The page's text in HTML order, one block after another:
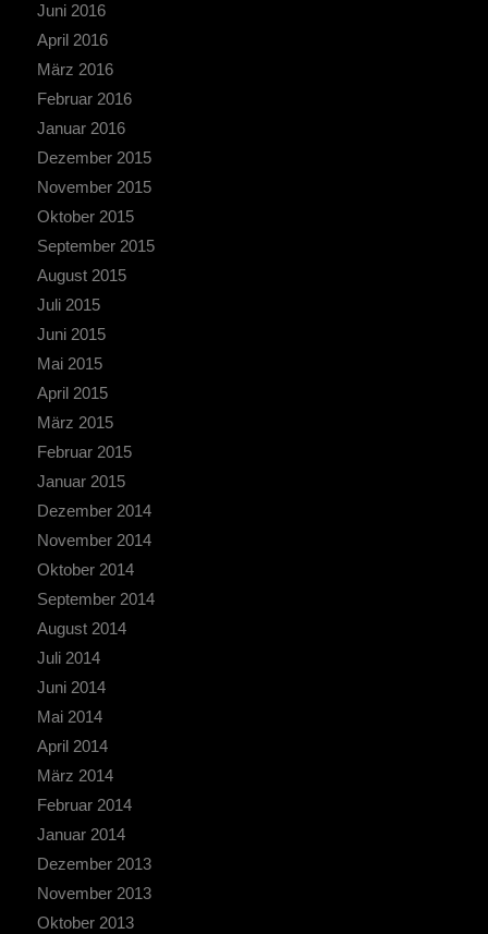
Juni 2016
April 2016
März 2016
Februar 2016
Januar 2016
Dezember 2015
November 2015
Oktober 2015
September 2015
August 2015
Juli 2015
Juni 2015
Mai 2015
April 2015
März 2015
Februar 2015
Januar 2015
Dezember 2014
November 2014
Oktober 2014
September 2014
August 2014
Juli 2014
Juni 2014
Mai 2014
April 2014
März 2014
Februar 2014
Januar 2014
Dezember 2013
November 2013
Oktober 2013